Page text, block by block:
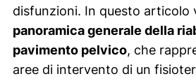
disfunzioni. In questo articolo
panoramica generale della
pavimento pelvico, che
aree di intervento di un